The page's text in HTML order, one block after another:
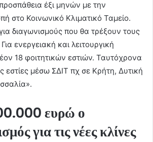
έξι μηνών με την
στο Κοινωνικό Κλιματικό Ταμείο.
διαγωνισμούς που θα τρέξουν τους
ενεργειακή και λειτουργική
18 φοιτητικών εστιών. Ταυτόχρονα
εστίες μέσω ΣΔΙΤ πχ σε Κρήτη, Δυτική
ευρώ ο
για τις νέες κλίνες